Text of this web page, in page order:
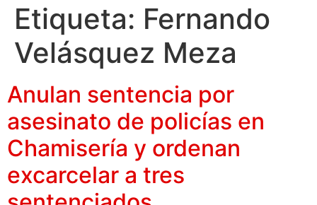
Etiqueta: Fernando
Velásquez Meza
Anulan sentencia por
asesinato de policías en
Chamisería y ordenan
excarcelar a tres